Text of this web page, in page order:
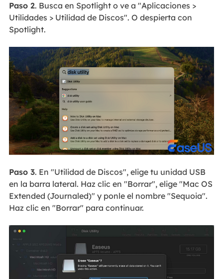
Paso 2. Busca en Spotlight o ve a "Aplicaciones >
Utilidades > Utilidad de Discos". O despierta con
Spotlight.
Paso 3. En "Utilidad de Discos", elige tu unidad USB
en la barra lateral. Haz clic en "Borrar", elige "Mac OS
Extended (Journaled)" y ponle el nombre "Sequoia".
Haz clic en "Borrar" para continuar.